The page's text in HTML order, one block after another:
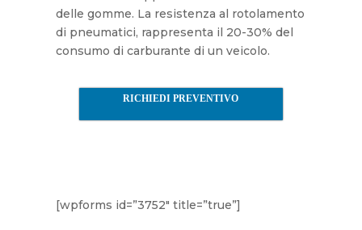
delle gomme. La resistenza al rotolamento
di pneumatici, rappresenta il 20-30% del
consumo di carburante di un veicolo.
RICHIEDI PREVENTIVO
[wpforms id=”3752″ title=”true”]